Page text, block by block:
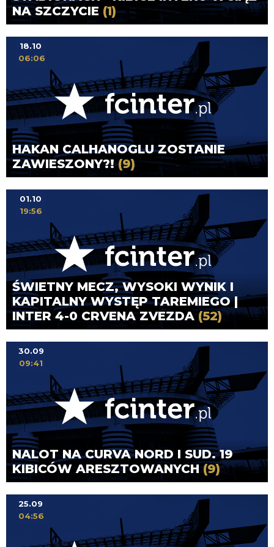
NA SZCZYCIE (1)
HAKAN CALHANOGLU ZOSTANIE
ZAWIESZONY?!(9)
18.10
06:06
ŚWIETNY MECZ, WYSOKI WYNIK I
KAPITALNY WYSTĘP TAREMIEGO |
INTER 4-0 CRVENA ZVEZDA (52)
01.10
19:56
NALOT NA CURVA NORD I SUD. 19
KIBICÓW ARESZTOWANYCH(9)
30.09
09:41
25.09
04:56